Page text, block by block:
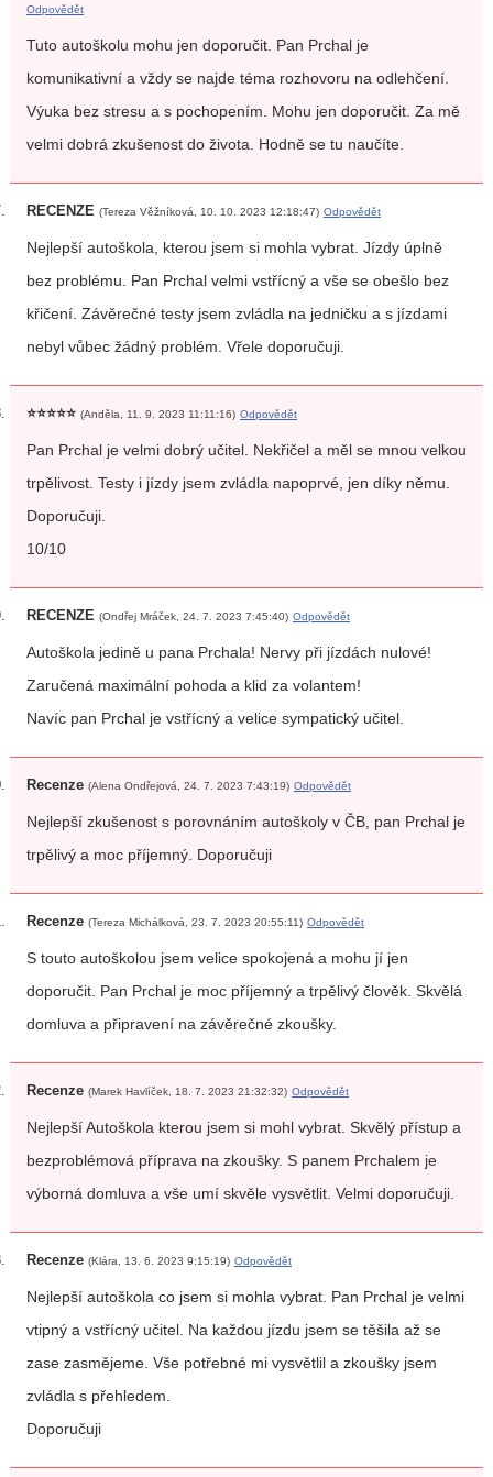
Odpovědět
Tuto autoškolu mohu jen doporučit. Pan Prchal je
komunikativní a vždy se najde téma rozhovoru na odlehčení.
Výuka bez stresu a s pochopením. Mohu jen doporučit. Za mě
velmi dobrá zkušenost do života. Hodně se tu naučíte.
RECENZE (Tereza Věžníková, 10. 10. 2023 12:18:47) Odpovědět
Nejlepší autoškola, kterou jsem si mohla vybrat. Jízdy úplně
bez problému. Pan Prchal velmi vstřícný a vše se obešlo bez
křičení. Závěrečné testy jsem zvládla na jedničku a s jízdami
nebyl vůbec žádný problém. Vřele doporučuji.
⭐️⭐️⭐️⭐️⭐️ (Anděla, 11. 9. 2023 11:11:16) Odpovědět
Pan Prchal je velmi dobrý učitel. Nekřičel a měl se mnou velkou
trpělivost. Testy i jízdy jsem zvládla napoprvé, jen díky němu.
Doporučuji.
10/10
RECENZE (Ondřej Mráček, 24. 7. 2023 7:45:40) Odpovědět
Autoškola jedině u pana Prchala! Nervy při jízdách nulové!
Zaručená maximální pohoda a klid za volantem!
Navíc pan Prchal je vstřícný a velice sympatický učitel.
Recenze (Alena Ondřejová, 24. 7. 2023 7:43:19) Odpovědět
Nejlepší zkušenost s porovnáním autoškoly v ČB, pan Prchal je
trpělivý a moc příjemný. Doporučuji
Recenze (Tereza Michálková, 23. 7. 2023 20:55:11) Odpovědět
S touto autoškolou jsem velice spokojená a mohu jí jen
doporučit. Pan Prchal je moc příjemný a trpělivý člověk. Skvělá
domluva a připravení na závěrečné zkoušky.
Recenze (Marek Havlíček, 18. 7. 2023 21:32:32) Odpovědět
Nejlepší Autoškola kterou jsem si mohl vybrat. Skvělý přístup a
bezproblémová příprava na zkoušky. S panem Prchalem je
výborná domluva a vše umí skvěle vysvětlit. Velmi doporučuji.
Recenze (Klára, 13. 6. 2023 9:15:19) Odpovědět
Nejlepší autoškola co jsem si mohla vybrat. Pan Prchal je velmi
vtipný a vstřícný učitel. Na každou jízdu jsem se těšila až se
zase zasmějeme. Vše potřebné mi vysvětlil a zkoušky jsem
zvládla s přehledem.
Doporučuji